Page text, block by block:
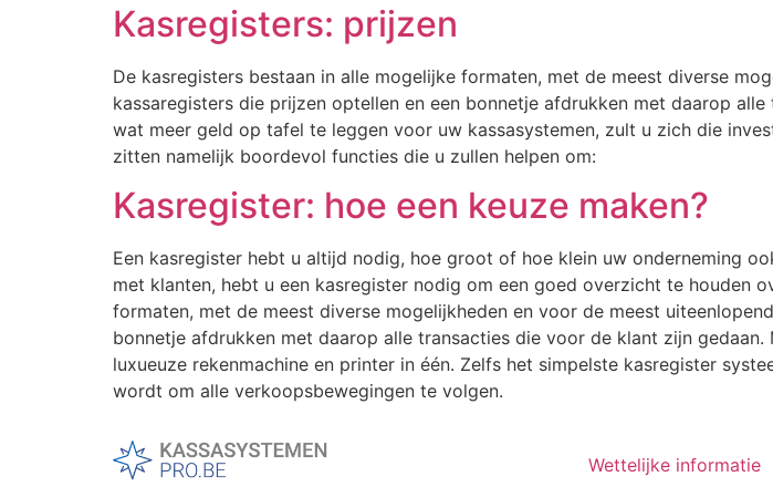
Kasregisters: prijzen
De kasregisters bestaan in alle mogelijke formaten, met de meest diverse
kassaregisters die prijzen optellen en een bonnetje afdrukken met daarop
wat meer geld op tafel te leggen voor uw kassasystemen, zult u zich die
zitten namelijk boordevol functies die u zullen helpen om:
Kasregister: hoe een keuze maken?
Een kasregister hebt u altijd nodig, hoe groot of hoe klein uw onderneming
met klanten, hebt u een kasregister nodig om een goed overzicht te houden
formaten, met de meest diverse mogelijkheden en voor de meest
bonnetje afdrukken met daarop alle transacties die voor de klant zijn
luxueuze rekenmachine en printer in één. Zelfs het simpelste kasregister
wordt om alle verkoopsbewegingen te volgen.
Wettelijke informatie